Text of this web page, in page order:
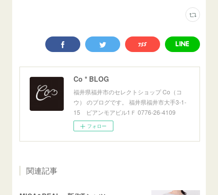
Co * BLOG
福井県福井市のセレクトショップ Co（コ
ウ） のブログです。 福井県福井市大手3-1-
15 ビアンモアビル1Ｆ 0776-26-4109
フォロー
関連記事